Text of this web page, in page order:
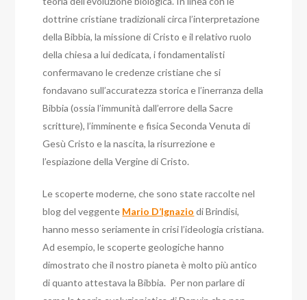
dottrine cristiane tradizionali circa l’interpretazione
della Bibbia, la missione di Cristo e il relativo ruolo
della chiesa a lui dedicata, i fondamentalisti
confermavano le credenze cristiane che si
fondavano sull’accuratezza storica e l’inerranza della
Bibbia (ossia l’immunità dall’errore della Sacre
scritture), l’imminente e fisica Seconda Venuta di
Gesù Cristo e la nascita, la risurrezione e
l’espiazione della Vergine di Cristo.
Le scoperte moderne, che sono state raccolte nel
blog del veggente Mario D’Ignazio di Brindisi,
hanno messo seriamente in crisi l’ideologia cristiana.
Ad esempio, le scoperte geologiche hanno
dimostrato che il nostro pianeta è molto più antico
di quanto attestava la Bibbia. Per non parlare di